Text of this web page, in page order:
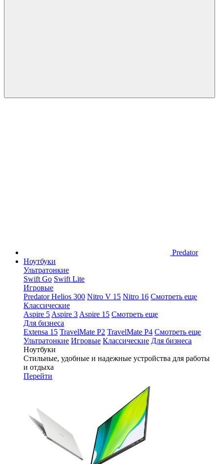
Predator
Ноутбуки
Ультратонкие
Swift Go Swift Lite
Игровые
Predator Helios 300 Nitro V 15 Nitro 16 Смотреть еще
Классические
Aspire 5 Aspire 3 Aspire 15 Смотреть еще
Для бизнеса
Extensa 15 TravelMate P2 TravelMate P4 Смотреть еще
Ультратонкие Игровые Классические Для бизнеса
Ноутбуки
Стильные, удобные и надежные устройства для работы
и отдыха
Перейти